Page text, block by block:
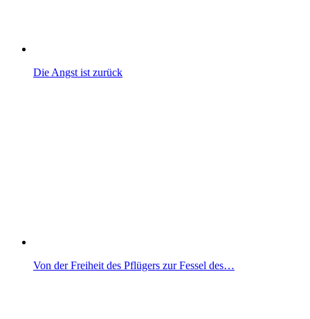
Die Angst ist zurück
Von der Freiheit des Pflügers zur Fessel des…